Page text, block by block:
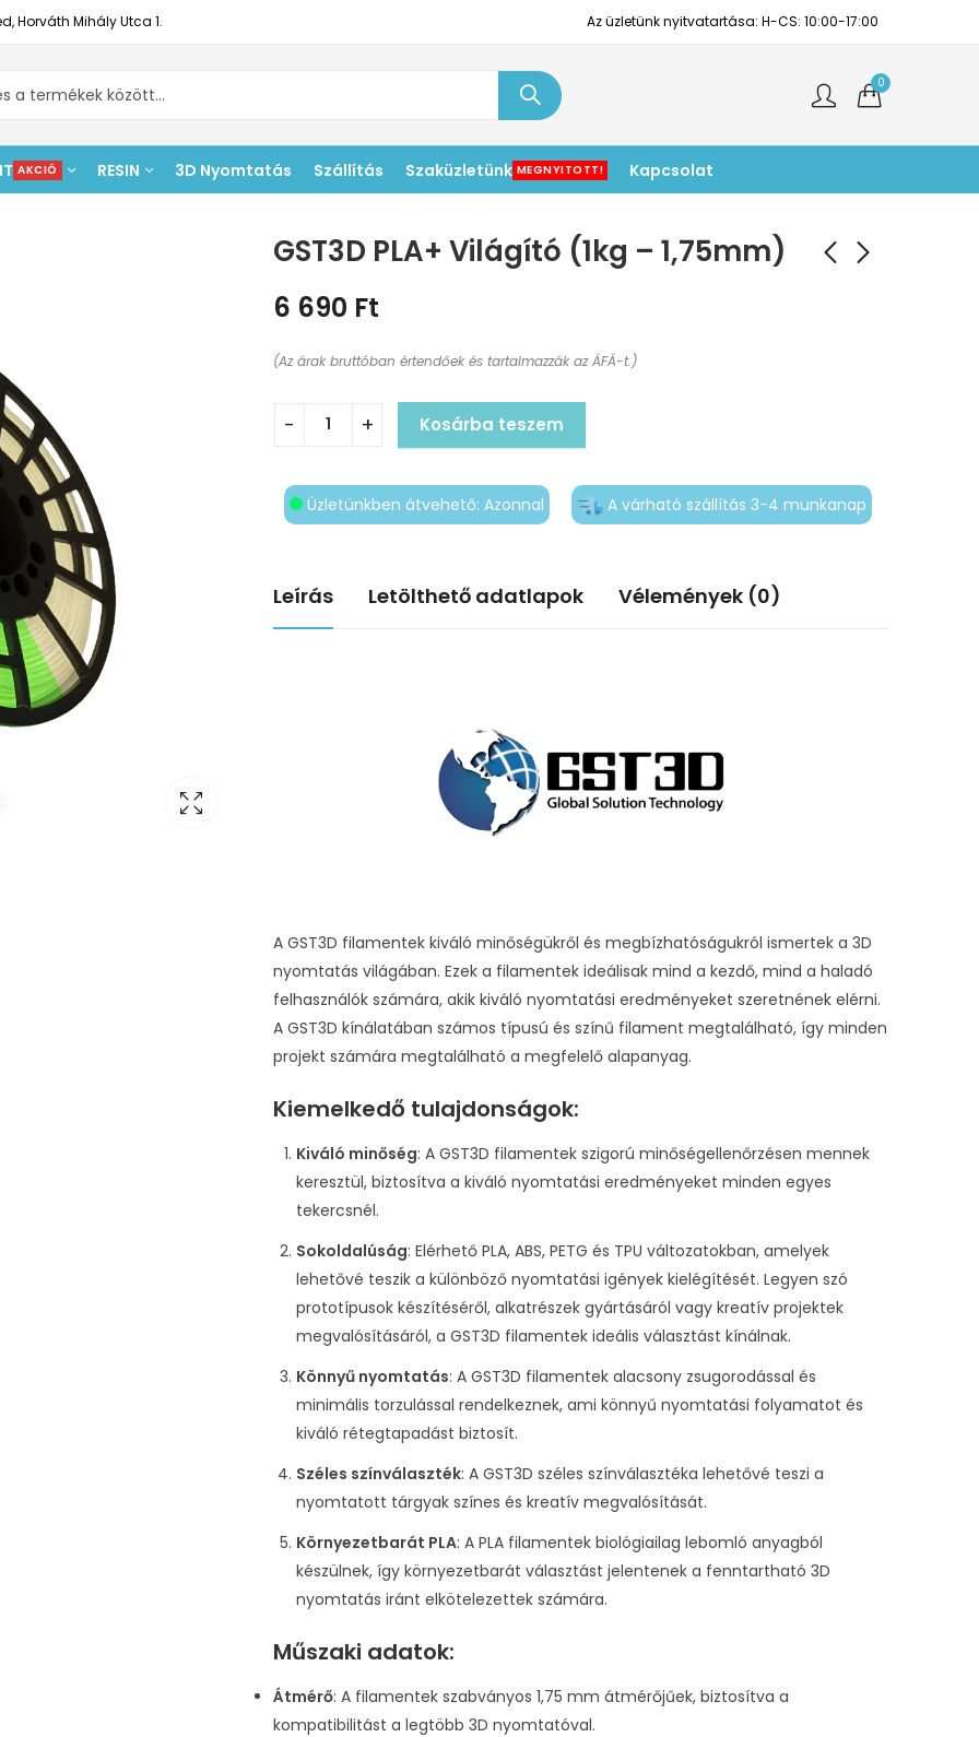
Horváth Mihály Utca 1. Az üzletünk nyitvatartása: H-CS: 10:00-17:00
0
AKCIÓ RESIN 3D Nyomtatás Szállítás Szaküzletünk MEGNYITOTT! Kapcsolat
GST3D PLA+ Világító (1kg – 1,75mm)
6 690 Ft
(Az árak bruttóban értendőek és tartalmazzák az ÁFÁ-t.)
Kosárba teszem
Üzletünkben átvehető: Azonnal A várható szállítás 3-4 munkanap
Leírás Letölthető adatlapok Vélemények (0)
A GST3D filamentek kiváló minőségükről és megbízhatóságukról ismertek a 3D
nyomtatás világában. Ezek a filamentek ideálisak mind a kezdő, mind a haladó
felhasználók számára, akik kiváló nyomtatási eredményeket szeretnének elérni.
A GST3D kínálatában számos típusú és színű filament megtalálható, így minden
projekt számára megtalálható a megfelelő alapanyag.
Kiemelkedő tulajdonságok:
Kiváló minőség: A GST3D filamentek szigorú minőségellenőrzésen mennek
keresztül, biztosítva a kiváló nyomtatási eredményeket minden egyes
tekercsnél.
Sokoldalúság: Elérhető PLA, ABS, PETG és TPU változatokban, amelyek
lehetővé teszik a különböző nyomtatási igények kielégítését. Legyen szó
prototípusok készítéséről, alkatrészek gyártásáról vagy kreatív projektek
megvalósításáról, a GST3D filamentek ideális választást kínálnak.
Könnyű nyomtatás: A GST3D filamentek alacsony zsugorodással és
minimális torzulással rendelkeznek, ami könnyű nyomtatási folyamatot és
kiváló rétegtapadást biztosít.
Széles színválaszték: A GST3D széles színválasztéka lehetővé teszi a
nyomtatott tárgyak színes és kreatív megvalósítását.
Környezetbarát PLA: A PLA filamentek biológiailag lebomló anyagból
készülnek, így környezetbarát választást jelentenek a fenntartható 3D
nyomtatás iránt elkötelezettek számára.
Műszaki adatok:
Átmérő: A filamentek szabványos 1,75 mm átmérőjűek, biztosítva a
kompatibilitást a legtöbb 3D nyomtatóval.